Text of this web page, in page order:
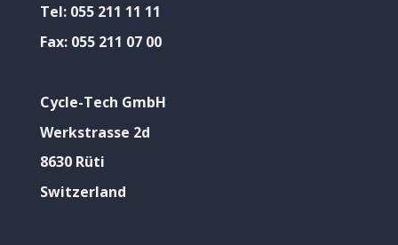
Tel: 055 211 11 11
Fax: 055 211 07 00
Cycle-Tech GmbH
Werkstrasse 2d
8630 Rüti
Switzerland